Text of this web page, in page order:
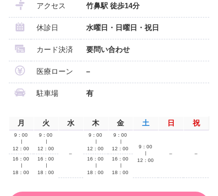
アクセス 竹鼻駅 徒歩14分
休診日 水曜日・日曜日・祝日
カード決済 要問い合わせ
医療ローン –
駐車場 有
月 火 水 木 金 土 日 祝
9：00
12：00
9：00
12：00
–
9：00
12：00
9：00
12：00
9：00
12：00
–
–
16：00
18：00
16：00
18：00
16：00
18：00
16：00
18：00